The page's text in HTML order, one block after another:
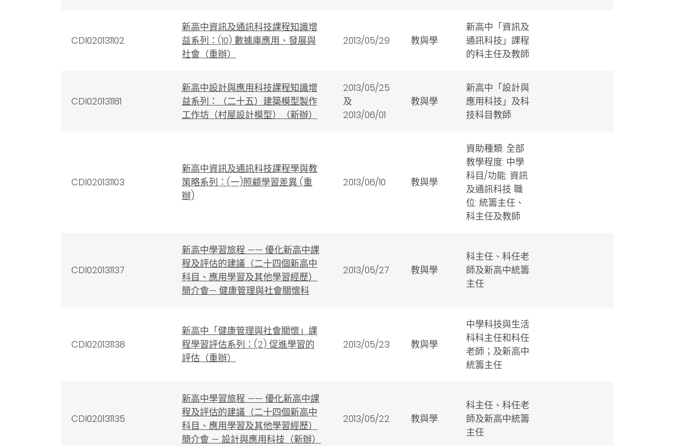
CDI020131102
新高中資訊及通訊科技課程知識增
益系列：(10) 數據庫應用、發展與
社會（重辦）
2013/05/29 教與學
新高中「資訊及
通訊科技」課程
的科主任及教師
CDI020131181
新高中設計與應用科技課程知識增
益系列：（二十五）建築模型製作
工作坊（村屋設計模型）（新辦）
2013/05/25
及
2013/06/01
教與學
新高中「設計與
應用科技」及科
技科目教師
CDI020131103
新高中資訊及通訊科技課程學與教
策略系列：(一)照顧學習差異 (重
辦)
2013/06/10 教與學
資助種類: 全部
教學程度: 中學
科目/功能: 資訊
及通訊科技 職
位: 統籌主任、
科主任及教師
CDI020131137
新高中學習旅程 —— 優化新高中課
程及評估的建議（二十四個新高中
科目、應用學習及其他學習經歷）
簡介會— 健康管理與社會關懷科
2013/05/27 教與學
科主任、科任老
師及新高中統籌
主任
CDI020131138
新高中「健康管理與社會關懷」課
程學習評估系列：(2) 促進學習的
評估（重辦）
2013/05/23 教與學
中學科技與生活
科科主任和科任
老師；及新高中
統籌主任
CDI020131135
新高中學習旅程 —— 優化新高中課
程及評估的建議（二十四個新高中
科目、應用學習及其他學習經歷）
簡介會 — 設計與應用科技（新辦）
2013/05/22 教與學
科主任、科任老
師及新高中統籌
主任